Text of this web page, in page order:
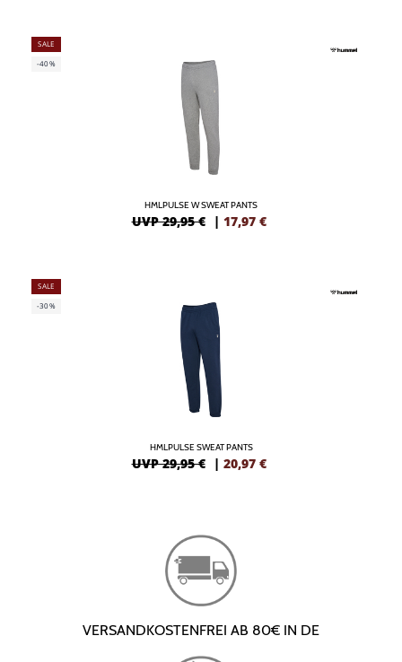
SALE
-40%
HMLPULSE W SWEAT PANTS
UVP 29,95 € | 17,97 €
SALE
-30%
HMLPULSE SWEAT PANTS
UVP 29,95 € | 20,97 €
VERSANDKOSTENFREI AB 80€ IN DE